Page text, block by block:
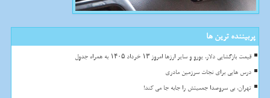
پربیننده ترین ها
قیمت بازگشایی دلار، یورو و سایر ارزها امروز ۱۳ خرداد ۱۴۰۵ به همراه جدول
درس هایی برای نجات سرزمین مادری
تهران، بی سروصدا جمعیتش را جابه جا می کند!